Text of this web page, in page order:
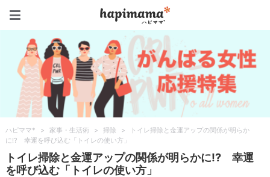
ハピママ* > 家事・生活術 > 掃除 >
トイレ掃除と金運アップの関係が明らか
に!? 幸運を呼び込む「トイレの使い方」
トイレ掃除と金運アップの関係が明らかに!? 幸運
を呼び込む「トイレの使い方」